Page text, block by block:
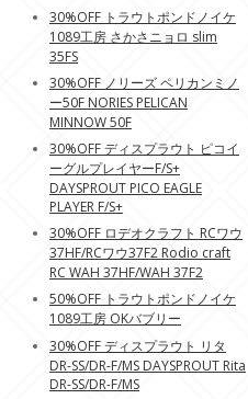
30%OFF トラウトポンドノイケ
1089工房 さかさニョロ slim
35FS
30%OFF ノリーズ ペリカンミノ
ー50F NORIES PELICAN
MINNOW 50F
30%OFF ディスプラウト ピコイ
ーグルプレイヤーF/S+
DAYSPROUT PICO EAGLE
PLAYER F/S+
30%OFF ロデオクラフト RCワウ
37HF/RCワウ37F2 Rodio craft
RC WAH 37HF/WAH 37F2
50%OFF トラウトポンドノイケ
1089工房 OKバブリー
30%OFF ディスプラウト リタ
DR-SS/DR-F/MS DAYSPROUT Rita
DR-SS/DR-F/MS